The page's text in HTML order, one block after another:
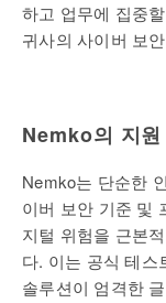
하고 업무에 집중
귀사의 사이버 보
Nemko의 지원
Nemko는 단순한
이버 보안 기준 및
지털 위험을 근본
다. 이는 공식 테스
솔루션이 엄격한